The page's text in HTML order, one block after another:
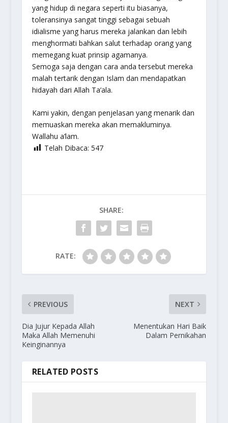
yang hidup di negara seperti itu biasanya,
toleransinya sangat tinggi sebagai sebuah
idialisme yang harus mereka jalankan dan lebih
menghormati bahkan salut terhadap orang yang
memegang kuat prinsip agamanya.
Semoga saja dengan cara anda tersebut mereka
malah tertarik dengan Islam dan mendapatkan
hidayah dari Allah Ta’ala.
Kami yakin, dengan penjelasan yang menarik dan
memuaskan mereka akan memakluminya.
Wallahu a’lam.
Telah Dibaca: 547
SHARE:
RATE:
PREVIOUS
Dia Jujur Kepada Allah
Maka Allah Memenuhi
Keinginannya
NEXT
Menentukan Hari Baik
Dalam Pernikahan
RELATED POSTS